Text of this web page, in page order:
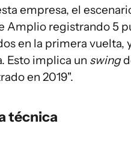
empresa, el
Amplio registrando 5
en la primera vuelta,
Esto implica un swing
en 2019".
técnica